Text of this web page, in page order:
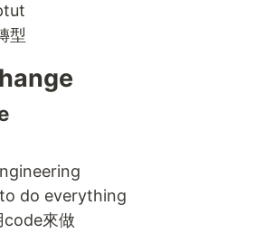
型
do everything
code來做